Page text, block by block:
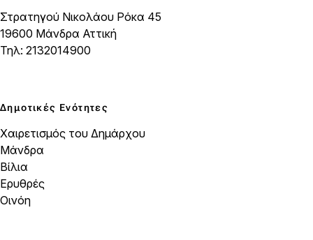
Στρατηγού Νικολάου Ρόκα 45
19600 Μάνδρα Αττική
Τηλ: 2132014900
Δημοτικές Ενότητες
Χαιρετισμός του Δημάρχου
Μάνδρα
Βίλια
Ερυθρές
Οινόη